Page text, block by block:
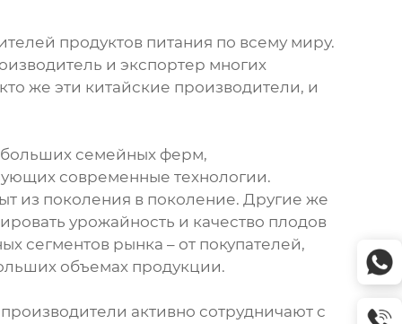
продуктов питания по всему миру.
и экспортер многих
же эти китайские производители, и
семейных ферм,
современные технологии.
из поколения в поколение. Другие же
урожайность и качество плодов
сегментов рынка – от покупателей,
объемах продукции.
активно сотрудничают с